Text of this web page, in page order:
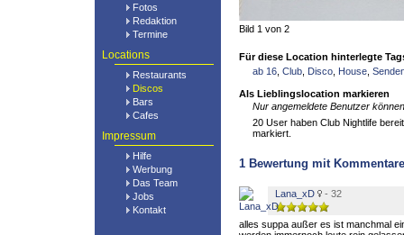
Fotos
Redaktion
Termine
Locations
Restaurants
Discos
Bars
Cafes
Impressum
Hilfe
Werbung
Das Team
Jobs
Kontakt
Bild 1 von 2
Für diese Location hinterlegte
ab 16 Club Disco House
Als Lieblingslocation markieren
Nur angemeldete Benutzer
20 User haben Club Nightlife
markiert.
1 Bewertung mit
Lana_xD - 32
alles suppa außer es ist manchmal